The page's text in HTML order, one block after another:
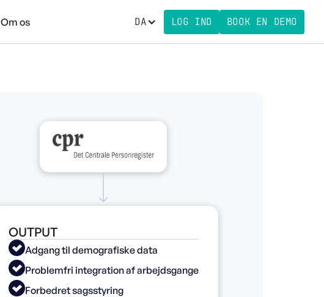
Om os DA LOG IND BOOK EN DEMO
OUTPUT
Adgang til demografiske data
Problemfri integration af arbejdsgange
Forbedret sagsstyring